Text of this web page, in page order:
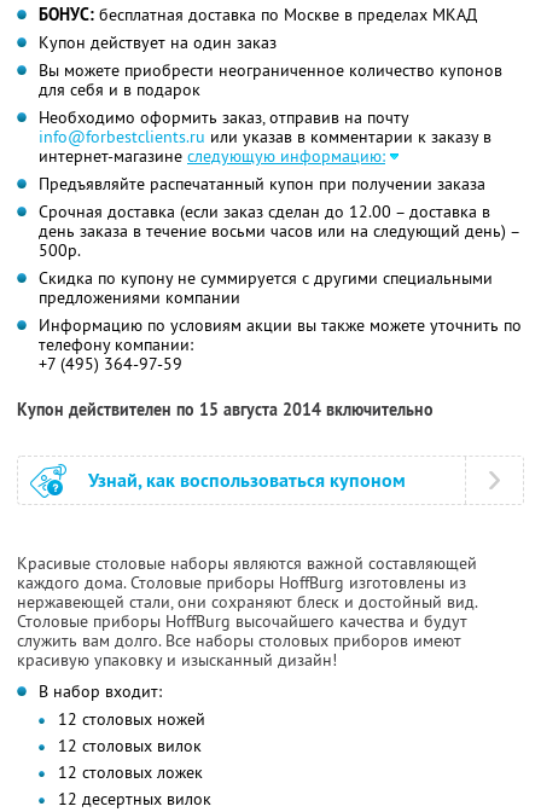
БОНУС: бесплатная доставка по Москве в пределах МКАД
Купон действует на один заказ
Вы можете приобрести неограниченное количество купонов
для себя и в подарок
Необходимо оформить заказ, отправив на почту
info@forbestclients.ru или указав в комментарии к заказу в
интернет-магазине следующую информацию:
Предъявляйте распечатанный купон при получении заказа
Срочная доставка (если заказ сделан до 12.00 – доставка в
день заказа в течение восьми часов или на следующий день) –
500р.
Скидка по купону не суммируется с другими специальными
предложениями компании
Информацию по условиям акции вы также можете уточнить по
телефону компании:
+7 (495) 364-97-59
Купон действителен по 15 августа 2014 включительно
Узнай, как воспользоваться купоном
Красивые столовые наборы являются важной составляющей
каждого дома. Столовые приборы HoffBurg изготовлены из
нержавеющей стали, они сохраняют блеск и достойный вид.
Столовые приборы HoffBurg высочайшего качества и будут
служить вам долго. Все наборы столовых приборов имеют
красивую упаковку и изысканный дизайн!
В набор входит:
12 столовых ножей
12 столовых вилок
12 столовых ложек
12 десертных вилок